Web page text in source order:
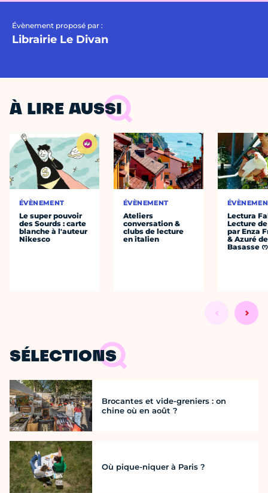
Évènement proposé par :
Librairie Le Divan
À LIRE AUSSI
ÉVÈNEMENT
Le super pouvoir
des Sourds : carte
blanche à l'auteur
Nikesco
ÉVÈNEMENT
Ateliers
conversation &
clubs de lecture
en italien
Lectura
Lecture
par Enza
& Azuré
Basasse ᰔ
SÉLECTIONS
Brocantes et vide-greniers : on
chine où en août ?
Où pique-niquer à Paris ?